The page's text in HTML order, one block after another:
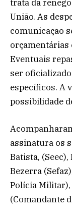
trata da
União. As
comunicação
orçamentárias
Eventuais
ser
específicos. A
possibilidade
assinatura os
Batista,
Bezerra
Polícia
(Comandante